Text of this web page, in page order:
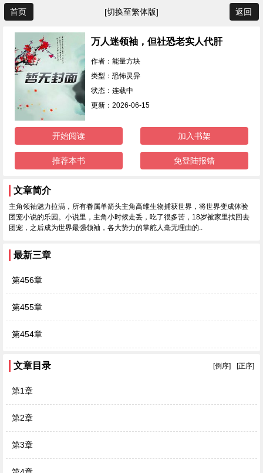
首页 [切换至繁体版] 返回
万人迷领袖，但社恐老实人代肝
作者：能量方块
类型：恐怖灵异
状态：连载中
更新：2026-06-15
开始阅读 加入书架
推荐本书 免登陆报错
文章简介
主角领袖魅力拉满，所有眷属单箭头主角高维生物捕获世界，将世界变成体验
团宠小说的乐园。小说里，主角小时候走丢，吃了很多苦，18岁被家里找回去
团宠，之后成为世界最强领袖，各大势力的掌舵人毫无理由的..
最新三章
第456章
第455章
第454章
文章目录 [正序]
[倒序]
第1章
第2章
第3章